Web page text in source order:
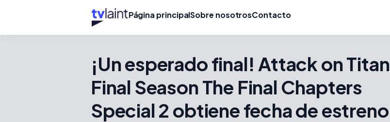
Página principalSobre nosotrosContacto
¡Un esperado final! Attack on Titan
Final Season The Final Chapters
Special 2 obtiene fecha de estreno